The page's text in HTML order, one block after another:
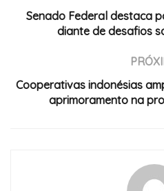
Senado Federal destaca
diante de desafios
Cooperativas indonésias
aprimoramento na